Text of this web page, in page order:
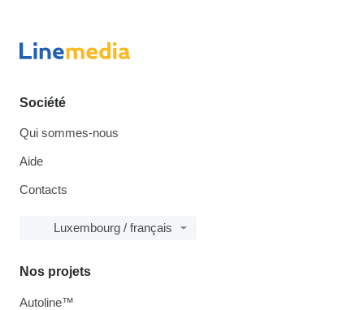
Société
Qui sommes-nous
Aide
Contacts
Luxembourg / français
Nos projets
Autoline™